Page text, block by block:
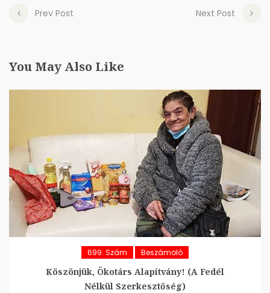
Prev Post Next Post
You May Also Like
699. Szám Beszámoló
Köszönjük, Ökotárs Alapítvány! (A Fedél
Nélkül Szerkesztőség)